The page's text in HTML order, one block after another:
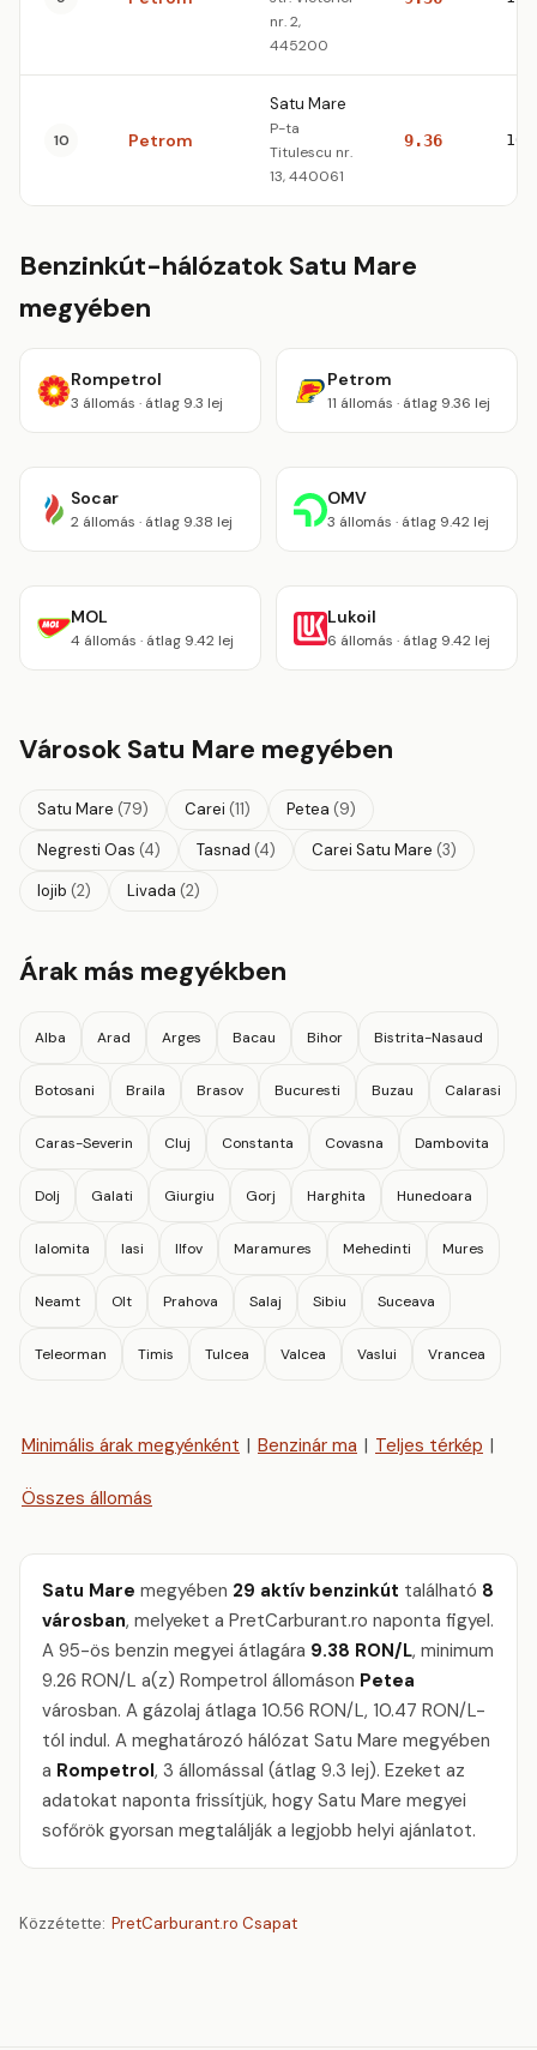
nr. 2,
445200
10 Petrom
Satu Mare
P-ta
Titulescu nr.
13, 440061
9.36
Benzinkút-hálózatok Satu Mare
megyében
Rompetrol
3 állomás · átlag 9.3 lej
Petrom
11 állomás · átlag 9.36 lej
Socar
2 állomás · átlag 9.38 lej
OMV
3 állomás · átlag 9.42 lej
MOL
4 állomás · átlag 9.42 lej
Lukoil
6 állomás · átlag 9.42 lej
Városok Satu Mare megyében
Satu Mare (79) Carei (11) Petea (9)
Negresti Oas (4) Tasnad (4) Carei Satu Mare (3)
Iojib (2) Livada (2)
Árak más megyékben
Alba Arad Arges Bacau Bihor Bistrita-Nasaud
Botosani Braila Brasov Bucuresti Buzau Calarasi
Caras-Severin Cluj Constanta Covasna Dambovita
Dolj Galati Giurgiu Gorj Harghita Hunedoara
Ialomita Iasi Ilfov Maramures Mehedinti Mures
Neamt Olt Prahova Salaj Sibiu Suceava
Teleorman Timis Tulcea Valcea Vaslui Vrancea
Minimális árak megyénként | Benzinár ma | Teljes térkép |
Összes állomás
Satu Mare megyében 29 aktív benzinkút található 8
városban, melyeket a PretCarburant.ro naponta figyel.
A 95-ös benzin megyei átlagára 9.38 RON/L, minimum
9.26 RON/L a(z) Rompetrol állomáson Petea
városban. A gázolaj átlaga 10.56 RON/L, 10.47 RON/L-
tól indul. A meghatározó hálózat Satu Mare megyében
a Rompetrol, 3 állomással (átlag 9.3 lej). Ezeket az
adatokat naponta frissítjük, hogy Satu Mare megyei
sofőrök gyorsan megtalálják a legjobb helyi ajánlatot.
Közzétette: PretCarburant.ro Csapat